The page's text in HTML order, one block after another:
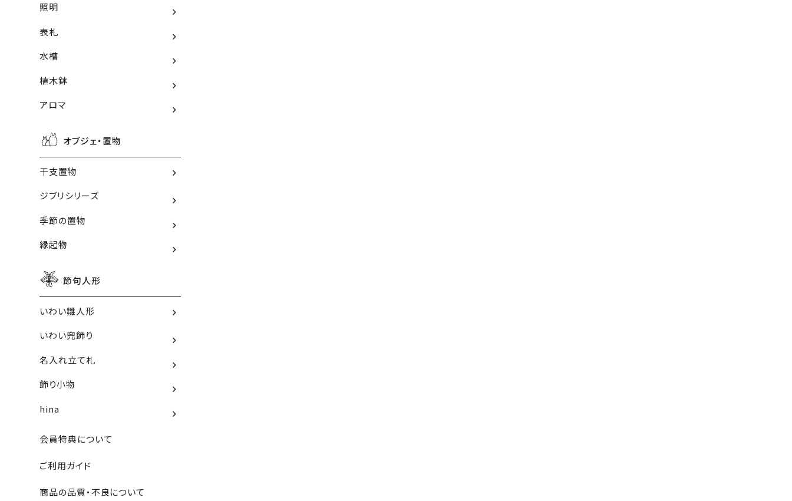
照明
表札
水槽
植木鉢
アロマ
オブジェ・置物
干支置物
ジブリシリーズ
季節の置物
縁起物
節句人形
いわい雛人形
いわい兜飾り
名入れ立て札
飾り小物
hina
会員特典について
ご利用ガイド
商品の品質・不良について